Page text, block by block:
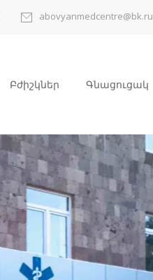
abovyanmedcentre@bk.ru
Բժիշկներ Գնացուցակ